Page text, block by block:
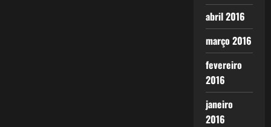
abril 2016
março 2016
fevereiro
2016
janeiro
2016